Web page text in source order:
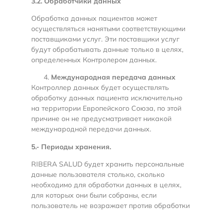
Обработка данных пациентов может
осуществляться нанятыми соответствующими
поставщиками услуг. Эти поставщики услуг
будут обрабатывать данные только в целях,
определенных Контролером данных.
Международная передача данных
Контроллер данных будет осуществлять
обработку данных пациента исключительно
на территории Европейского Союза, по этой
причине он не предусматривает никакой
международной передачи данных.
5.- Периоды хранения.
RIBERA SALUD будет хранить персональные
данные пользователя столько, сколько
необходимо для обработки данных в целях,
для которых они были собраны, если
пользователь не возражает против обработки